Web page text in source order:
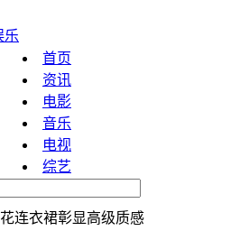
首页
资讯
电影
音乐
电视
综艺
连衣裙彰显高级质感